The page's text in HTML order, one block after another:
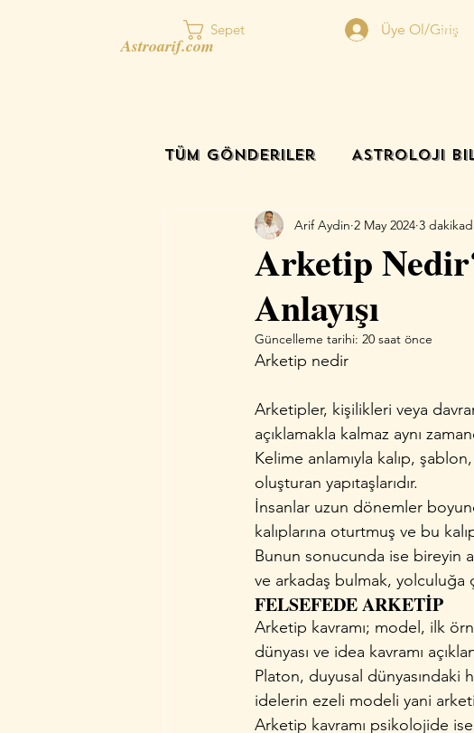
Astroarif.com
Ana
Sepet Üye Ol/Giriş
Tüm Gönderiler Astroloji
Arketip
Anlayışı
Arif Aydin 2 May 2024 3
Güncelleme tarihi: 20 saat önce
Arketip nedir
Arketipler, kişilikleri veya
açıklamakla kalmaz aynı
Kelime anlamıyla kalıp,
oluşturan yapıtaşlarıdır.
İnsanlar uzun dönemler
kalıplarına oturtmuş ve bu
Bunun sonucunda ise bireyin
ve arkadaş bulmak, yolculuğa
FELSEFEDE ARKETİP
Arketip kavramı; model, ilk
dünyası ve idea kavramı
Platon, duyusal dünyasındaki
idelerin ezeli modeli yani
Arketip kavramı psikolojide ise